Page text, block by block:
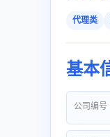
代理类
基本
公司编号